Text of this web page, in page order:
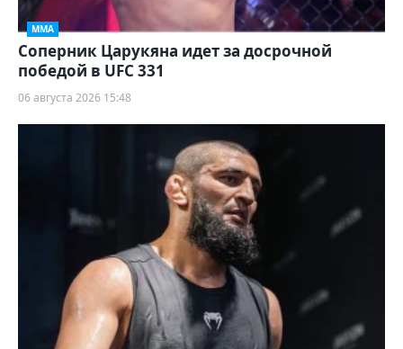
ММА
Соперник Царукяна идет за досрочной
победой в UFC 331
06 августа 2026 15:48